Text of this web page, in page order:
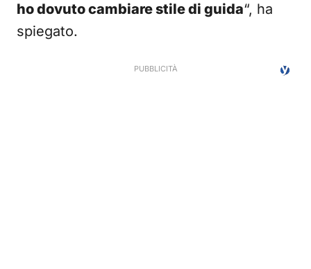
ho dovuto cambiare stile di guida“, ha
spiegato.